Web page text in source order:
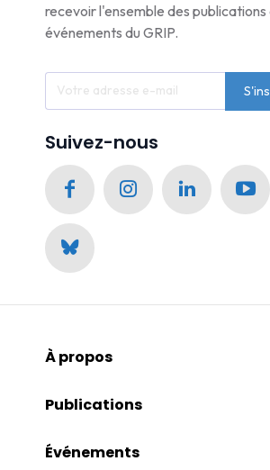
recevoir l'ensemble des
événements du GRIP.
Suivez-nous
À propos
Publications
Événements